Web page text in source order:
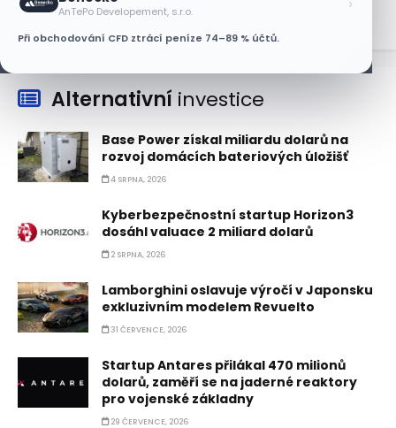
AnTePo Developement, s.r.o.
Při obchodování CFD ztrácí peníze 74–89 % účtů.
Alternativní investice
Base Power získal miliardu dolarů na
rozvoj domácích bateriových úložišť
4 SRPNA, 2026
Kyberbezpečnostní startup Horizon3
dosáhl valuace 2 miliard dolarů
2 SRPNA, 2026
Lamborghini oslavuje výročí v Japonsku
exkluzivním modelem Revuelto
31 ČERVENCE, 2026
Startup Antares přilákal 470 milionů
dolarů, zaměří se na jaderné reaktory
pro vojenské základny
29 ČERVENCE, 2026